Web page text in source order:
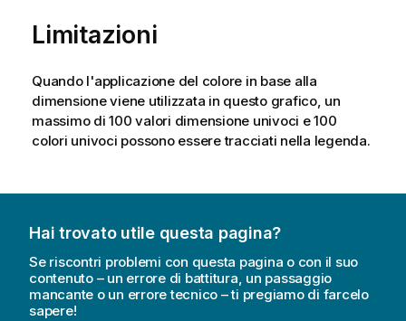
Limitazioni
Quando l'applicazione del colore in base alla
dimensione viene utilizzata in questo grafico, un
massimo di 100 valori dimensione univoci e 100
colori univoci possono essere tracciati nella legenda.
Hai trovato utile questa pagina?
Se riscontri problemi con questa pagina o con il suo
contenuto – un errore di battitura, un passaggio
mancante o un errore tecnico – ti pregiamo di farcelo
sapere!